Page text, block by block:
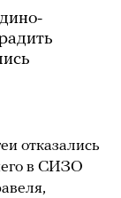
отказались
в СИЗО